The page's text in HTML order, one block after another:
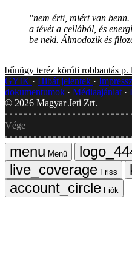
"nem érti, miért van
a tévét a cellából, és
be neki. Álmodozik és
bűnügy teréz körúti robbantás p.
GYIK
Hibát jelentek
dokumentumok
Médiaajánlat
© 2026 Magyar Jeti Zrt.
Vége
Menü
Friss
Fiók